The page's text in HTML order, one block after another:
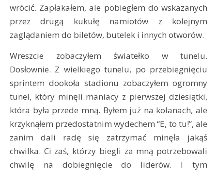
wrócić. Zapłakałem, ale pobiegłem do wskazanych
przez drugą kukułę namiotów z kolejnym
zaglądaniem do biletów, butelek i innych otworów.
Wreszcie zobaczyłem światełko w tunelu.
Dosłownie. Z wielkiego tunelu, po przebiegnięciu
sprintem dookoła stadionu zobaczyłem ogromny
tunel, który minęli maniacy z pierwszej dziesiątki,
która była przede mną. Byłem już na kolanach, ale
krzyknąłem przedostatnim wydechem “E, to tu!”, ale
zanim dali radę się zatrzymać minęła jakąś
chwilka. Ci zaś, którzy biegli za mną potrzebowali
chwilę na dobiegnięcie do liderów. I tym